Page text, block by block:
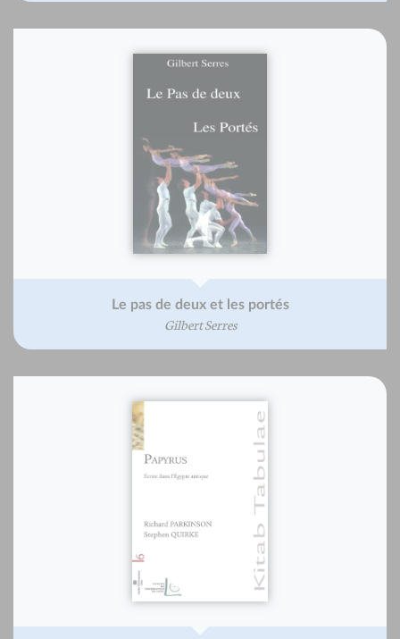
Le pas de deux et les portés
Gilbert Serres